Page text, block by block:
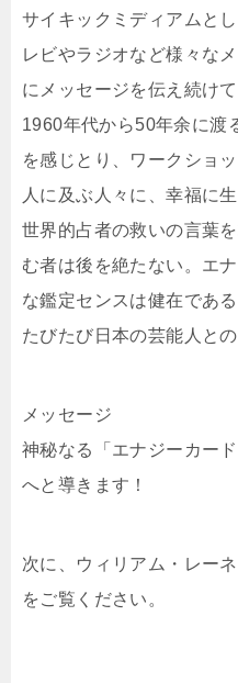
サイキックミディアムと
レビやラジオなど様々な
にメッセージを伝え続け
1960年代から50年余に渡
を感じとり、ワークショ
人に及ぶ人々に、幸福に
世界的占者の救いの言葉
む者は後を絶たない。エ
な鑑定センスは健在であ
たびたび日本の芸能人と
メッセージ
神秘なる「エナジーカー
へと導きます！
次に、ウィリアム・レー
をご覧ください。